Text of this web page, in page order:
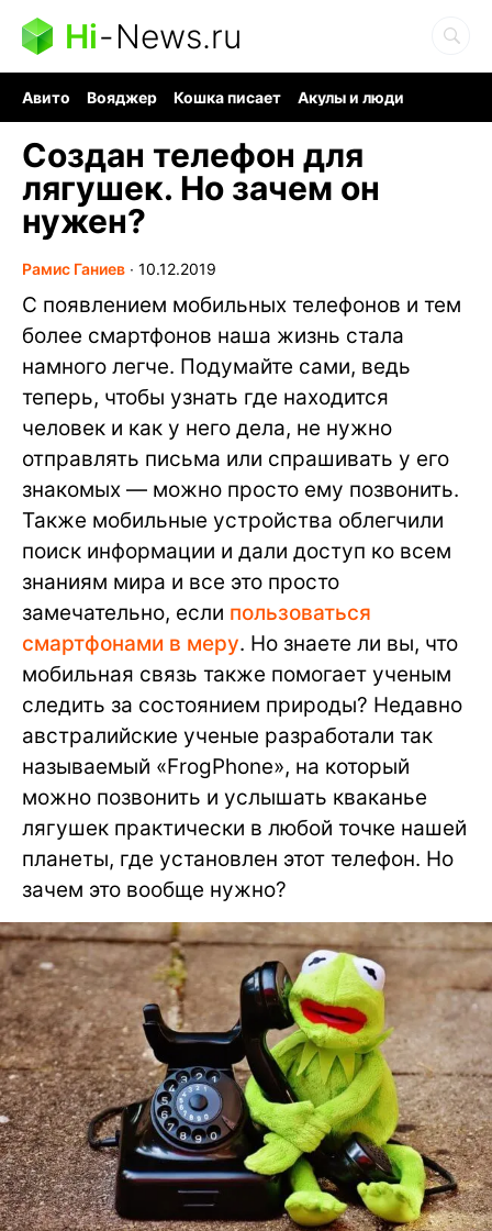
Hi-News.ru
Авито Вояджер Кошка писает
Акулы и люди
Создан телефон для
лягушек. Но зачем он
нужен?
Рамис Ганиев ∙ 10.12.2019
С появлением мобильных телефонов и тем
более смартфонов наша жизнь стала
намного легче. Подумайте сами, ведь
теперь, чтобы узнать где находится
человек и как у него дела, не нужно
отправлять письма или спрашивать у его
знакомых — можно просто ему позвонить.
Также мобильные устройства облегчили
поиск информации и дали доступ ко всем
знаниям мира и все это просто
замечательно, если пользоваться
смартфонами в меру. Но знаете ли вы, что
мобильная связь также помогает ученым
следить за состоянием природы? Недавно
австралийские ученые разработали так
называемый «FrogPhone», на который
можно позвонить и услышать кваканье
лягушек практически в любой точке нашей
планеты, где установлен этот телефон. Но
зачем это вообще нужно?